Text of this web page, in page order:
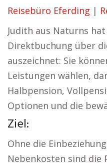
Reisebüro Eferding |
Judith aus Naturns
Direktbuchung über
auszeichnet: Sie
Leistungen wählen,
Halbpension,
Optionen und die
Ziel:
Ohne die
Nebenkosten sind die